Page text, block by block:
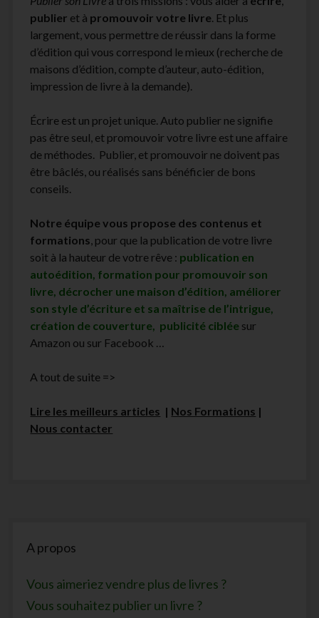
publier et à promouvoir votre livre. Et plus
largement, vous permettre de réussir dans la forme
d’édition qui vous correspond le mieux (recherche de
maisons d’édition, compte d’auteur, auto-édition,
impression de livre à la demande).
Écrire est un projet unique. Auto publier ne signifie
pas être seul, et promouvoir votre livre est une affaire
de méthodes. Publier, et promouvoir ne doivent pas
être bâclés, ou réalisés sans bénéficier de bons
conseils.
Notre équipe vous propose des contenus et
formations, pour que la publication de votre livre
soit à la hauteur de votre rêve : publication en
autoédition, formation pour promouvoir son
livre, décrocher une maison d’édition, améliorer
son style d’écriture et sa maîtrise de l’intrigue,
création de couverture, publicité ciblée sur
Amazon ou sur Facebook …
A tout de suite =>
Lire les meilleurs articles | Nos Formations |
Nous contacter
A propos
Vous aimeriez vendre plus de livres ?
Vous souhaitez publier un livre ?